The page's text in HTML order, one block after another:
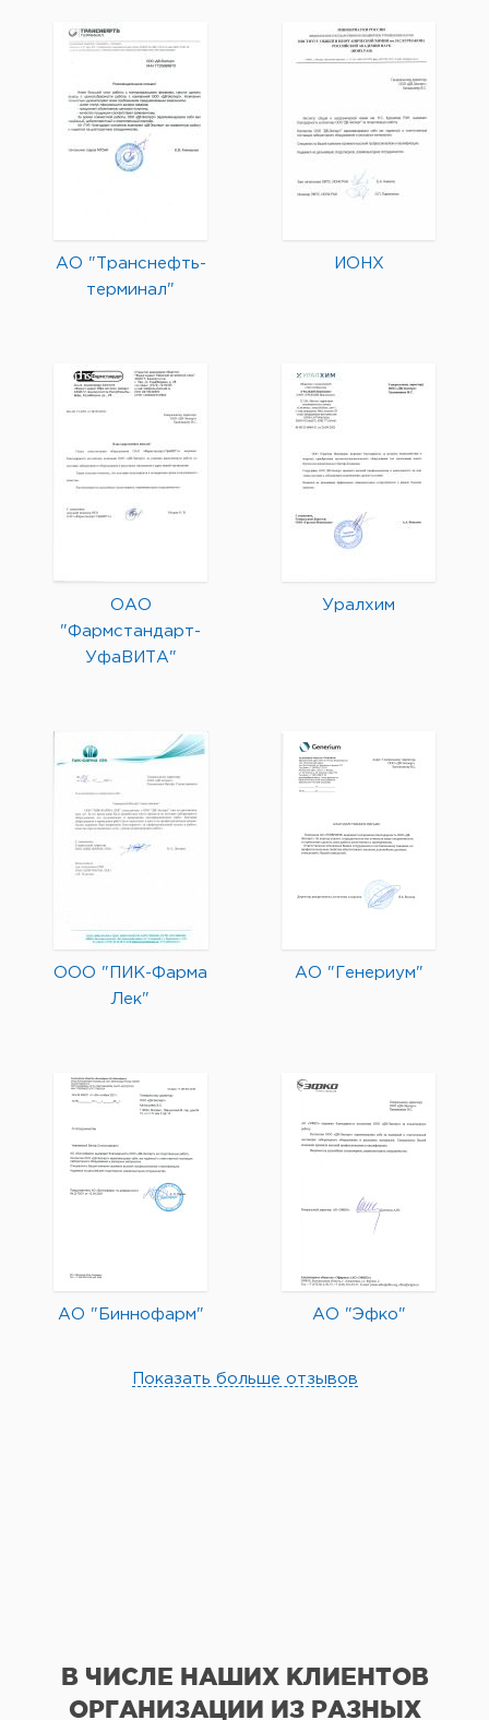
АО "Транснефть-
терминал"
ИОНХ
ОАО
"Фармстандарт-
УфаВИТА"
Уралхим
ООО "ПИК-Фарма
Лек"
АО "Генериум"
АО "Биннофарм" АО "Эфко"
Показать больше отзывов
В ЧИСЛЕ НАШИХ КЛИЕНТОВ
ОРГАНИЗАЦИИ ИЗ РАЗНЫХ